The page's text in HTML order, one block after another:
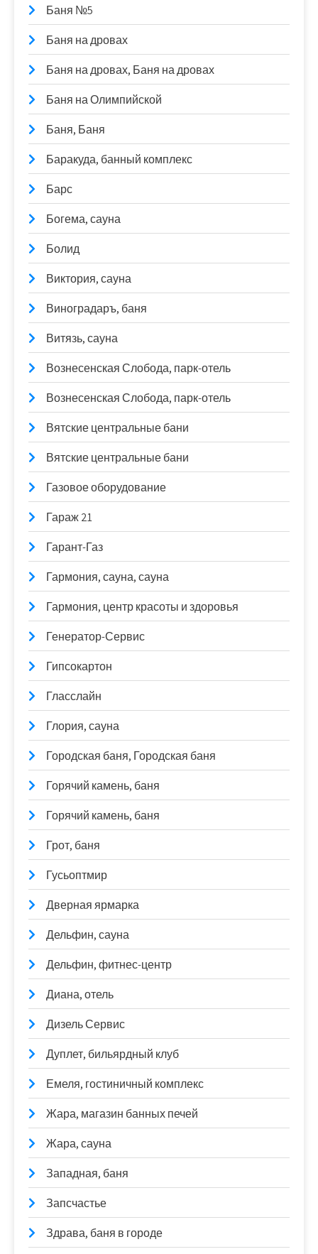
Баня №5
Баня на дровах
Баня на дровах, Баня на дровах
Баня на Олимпийской
Баня, Баня
Баракуда, банный комплекс
Барс
Богема, сауна
Болид
Виктория, сауна
Виноградаръ, баня
Витязь, сауна
Вознесенская Слобода, парк-отель
Вознесенская Слобода, парк-отель
Вятские центральные бани
Вятские центральные бани
Газовое оборудование
Гараж 21
Гарант-Газ
Гармония, сауна, сауна
Гармония, центр красоты и здоровья
Генератор-Сервис
Гипсокартон
Гласслайн
Глория, сауна
Городская баня, Городская баня
Горячий камень, баня
Горячий камень, баня
Грот, баня
Гусьоптмир
Дверная ярмарка
Дельфин, сауна
Дельфин, фитнес-центр
Диана, отель
Дизель Сервис
Дуплет, бильярдный клуб
Емеля, гостиничный комплекс
Жара, магазин банных печей
Жара, сауна
Западная, баня
Запсчастье
Здрава, баня в городе